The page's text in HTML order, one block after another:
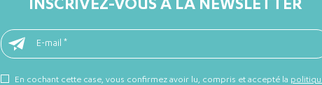
En cochant cette case, vous confirmez avoir lu, compris et accepté la